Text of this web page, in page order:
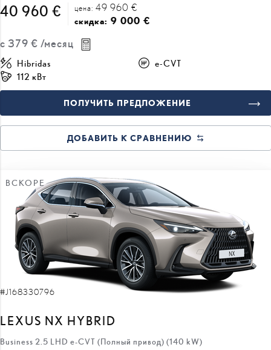
40 960 € цена: 49 960 €
скидка: 9 000 €
с 379 € /месяц
Hibridas
e-CVT
112 кВт
ПОЛУЧИТЬ ПРЕДЛОЖЕНИЕ
ДОБАВИТЬ К СРАВНЕНИЮ
ВСКОРЕ
#J168330796
LEXUS NX HYBRID
Business 2.5 LHD e-CVT (Полный привод) (140 kW)